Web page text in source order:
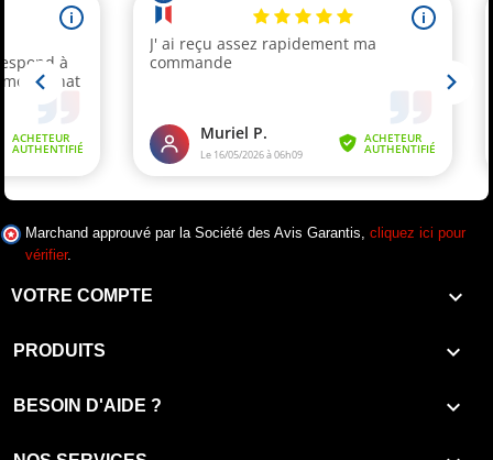
Marchand approuvé par la Société des Avis Garantis, cliquez ici pour
vérifier.
VOTRE COMPTE 
PRODUITS 
BESOIN D'AIDE ? 